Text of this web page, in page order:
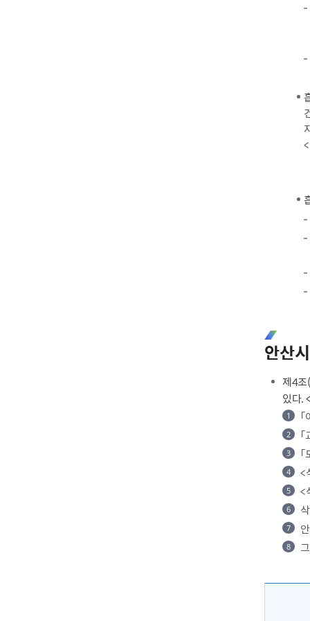
안산
제4조
있다.
<
<